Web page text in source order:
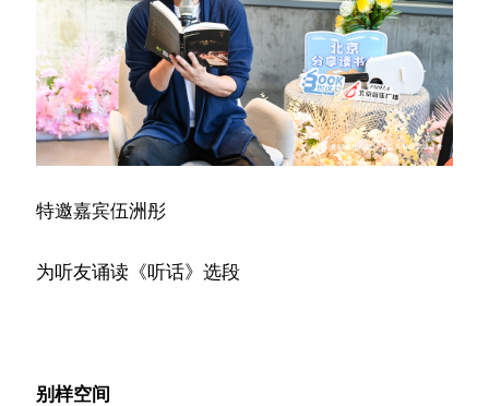
特邀嘉宾伍洲彤
为听友诵读《听话》选段
别样空间